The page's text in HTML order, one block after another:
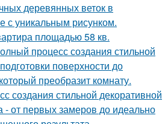
деревянных веток в
с уникальным рисунком.
площадью 58 кв.
процесс создания стильной
поверхности до
преобразит комнату.
создания стильной декоративной
- от первых замеров до идеально